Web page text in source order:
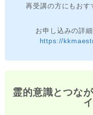
再受講の方にもおす
お申し込みの詳
https://
霊的意識とつな